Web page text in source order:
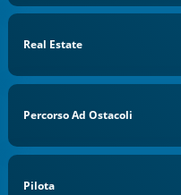
Real Estate
Percorso Ad Ostacoli
Pilota